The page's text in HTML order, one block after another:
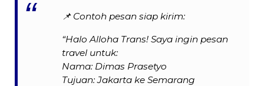
📌 Contoh pesan siap kirim:
“Halo Alloha Trans! Saya ingin pesan
travel untuk:
Nama: Dimas Prasetyo
Tujuan: Jakarta ke Semarang